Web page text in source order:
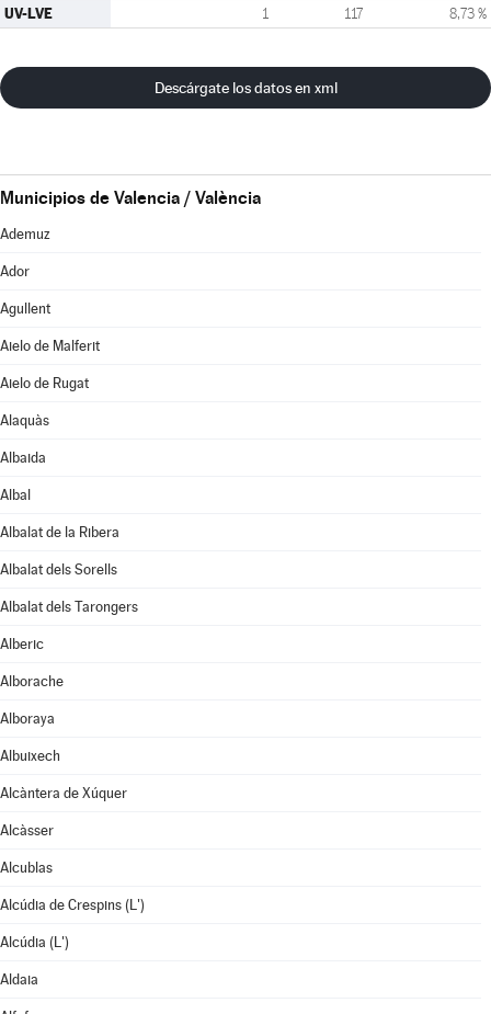
UV-LVE 1 117 8,73 %
Descárgate los datos en xml
Municipios de Valencia / València
Ademuz
Ador
Agullent
Aielo de Malferit
Aielo de Rugat
Alaquàs
Albaida
Albal
Albalat de la Ribera
Albalat dels Sorells
Albalat dels Tarongers
Alberic
Alborache
Alboraya
Albuixech
Alcàntera de Xúquer
Alcàsser
Alcublas
Alcúdia de Crespins (L')
Alcúdia (L')
Aldaia